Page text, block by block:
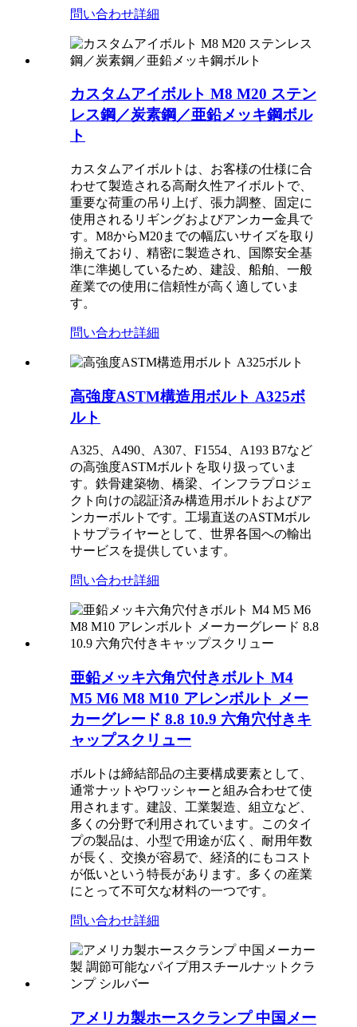
問い合わせ詳細
カスタムアイボルト M8 M20 ステン
レス鋼／炭素鋼／亜鉛メッキ鋼ボル
ト
カスタムアイボルトは、お客様の仕様に合
わせて製造される高耐久性アイボルトで、
重要な荷重の吊り上げ、張力調整、固定に
使用されるリギングおよびアンカー金具で
す。M8からM20までの幅広いサイズを取り
揃えており、精密に製造され、国際安全基
準に準拠しているため、建設、船舶、一般
産業での使用に信頼性が高く適していま
す。
問い合わせ詳細
高強度ASTM構造用ボルト A325ボ
ルト
A325、A490、A307、F1554、A193 B7など
の高強度ASTMボルトを取り扱っていま
す。鉄骨建築物、橋梁、インフラプロジェ
クト向けの認証済み構造用ボルトおよびア
ンカーボルトです。工場直送のASTMボル
トサプライヤーとして、世界各国への輸出
サービスを提供しています。
問い合わせ詳細
亜鉛メッキ六角穴付きボルト M4
M5 M6 M8 M10 アレンボルト メー
カーグレード 8.8 10.9 六角穴付きキ
ャップスクリュー
ボルトは締結部品の主要構成要素として、
通常ナットやワッシャーと組み合わせて使
用​​されます。建設、工業製造、組立など、
多くの分野で利用されています。このタイ
プの製品は、小型で用途が広く、耐用年数
が長く、交換が容易で、経済的にもコスト
が低いという特長があります。多くの産業
にとって不可欠な材料の一つです。
問い合わせ詳細
アメリカ製ホースクランプ 中国メー